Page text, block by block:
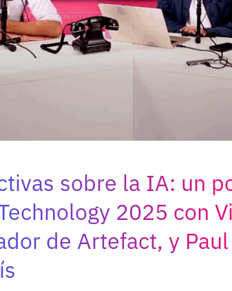
sobre la IA: un
2025 con
de Artefact, y